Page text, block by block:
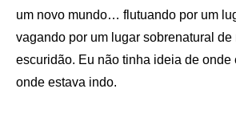
um novo mundo… flutuando por um
vagando por um lugar sobrenatural de
escuridão. Eu não tinha ideia de onde
onde estava indo.